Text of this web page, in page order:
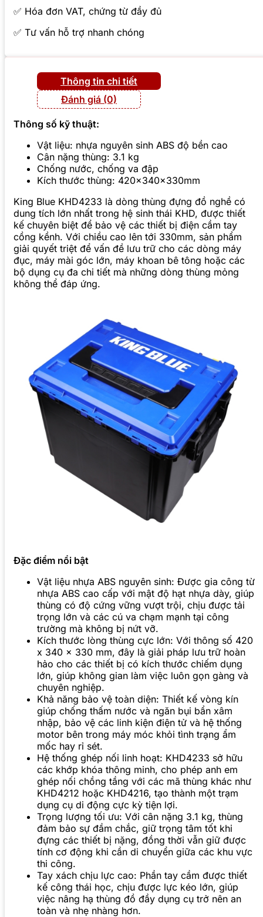
✅ Hóa đơn VAT, chứng từ đầy đủ
✅ Tư vấn hỗ trợ nhanh chóng
Thông tin chi tiết
Đánh giá (0)
Thông số kỹ thuật:
Vật liệu: nhựa nguyên sinh ABS độ bền cao
Cân nặng thùng: 3.1 kg
Chống nước, chống va đập
Kích thước thùng: 420x340x330mm
King Blue KHD4233 là dòng thùng đựng đồ nghề có
dung tích lớn nhất trong hệ sinh thái KHD, được thiết
kế chuyên biệt để bảo vệ các thiết bị điện cầm tay
cồng kềnh. Với chiều cao lên tới 330mm, sản phẩm
giải quyết triệt để vấn đề lưu trữ cho các dòng máy
đục, máy mài góc lớn, máy khoan bê tông hoặc các
bộ dụng cụ đa chi tiết mà những dòng thùng mỏng
không thể đáp ứng.
Đặc điểm nổi bật
Vật liệu nhựa ABS nguyên sinh: Được gia công từ
nhựa ABS cao cấp với mật độ hạt nhựa dày, giúp
thùng có độ cứng vững vượt trội, chịu được tải
trọng lớn và các cú va chạm mạnh tại công
trường mà không bị nứt vỡ.
Kích thước lòng thùng cực lớn: Với thông số 420
x 340 x 330 mm, đây là giải pháp lưu trữ hoàn
hảo cho các thiết bị có kích thước chiếm dụng
lớn, giúp không gian làm việc luôn gọn gàng và
chuyên nghiệp.
Khả năng bảo vệ toàn diện: Thiết kế vòng kín
giúp chống thấm nước và ngăn bụi bẩn xâm
nhập, bảo vệ các linh kiện điện tử và hệ thống
motor bên trong máy móc khỏi tình trạng ẩm
mốc hay rỉ sét.
Hệ thống ghép nối linh hoạt: KHD4233 sở hữu
các khớp khóa thông minh, cho phép anh em
ghép nối chồng tầng với các mã thùng khác như
KHD4212 hoặc KHD4216, tạo thành một trạm
dụng cụ di động cực kỳ tiện lợi.
Trọng lượng tối ưu: Với cân nặng 3.1 kg, thùng
đảm bảo sự đầm chắc, giữ trọng tâm tốt khi
đựng các thiết bị nặng, đồng thời vẫn giữ được
tính cơ động khi cần di chuyển giữa các khu vực
thi công.
Tay xách chịu lực cao: Phần tay cầm được thiết
kế công thái học, chịu được lực kéo lớn, giúp
việc nâng hạ thùng đồ đầy dụng cụ trở nên an
toàn và nhẹ nhàng hơn.